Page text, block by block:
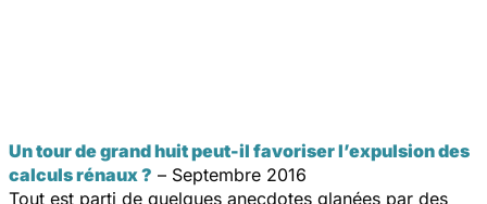
Un tour de grand huit peut-il favoriser l’expulsion des
calculs rénaux ? – Septembre 2016
Tout est parti de quelques anecdotes glanées par des